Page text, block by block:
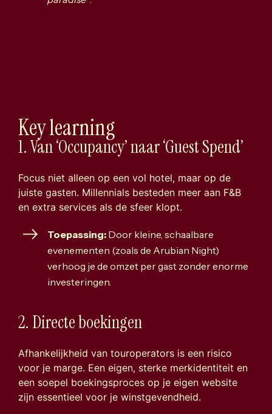
Keylearning
1. Van ‘Occupancy’ naar ‘Guest Spend’
Focus niet alleen op een vol hotel, maar op de
juiste gasten. Millennials besteden meer aan F&B
en extra services als de sfeer klopt.
Toepassing: Door kleine, schaalbare
evenementen (zoals de Arubian Night)
verhoog je de omzet per gast zonder enorme
investeringen.
2. Directe boekingen
Afhankelijkheid van touroperators is een risico
voor je marge. Een eigen, sterke merkidentiteit en
een soepel boekingsproces op je eigen website
zijn essentieel voor je winstgevendheid.